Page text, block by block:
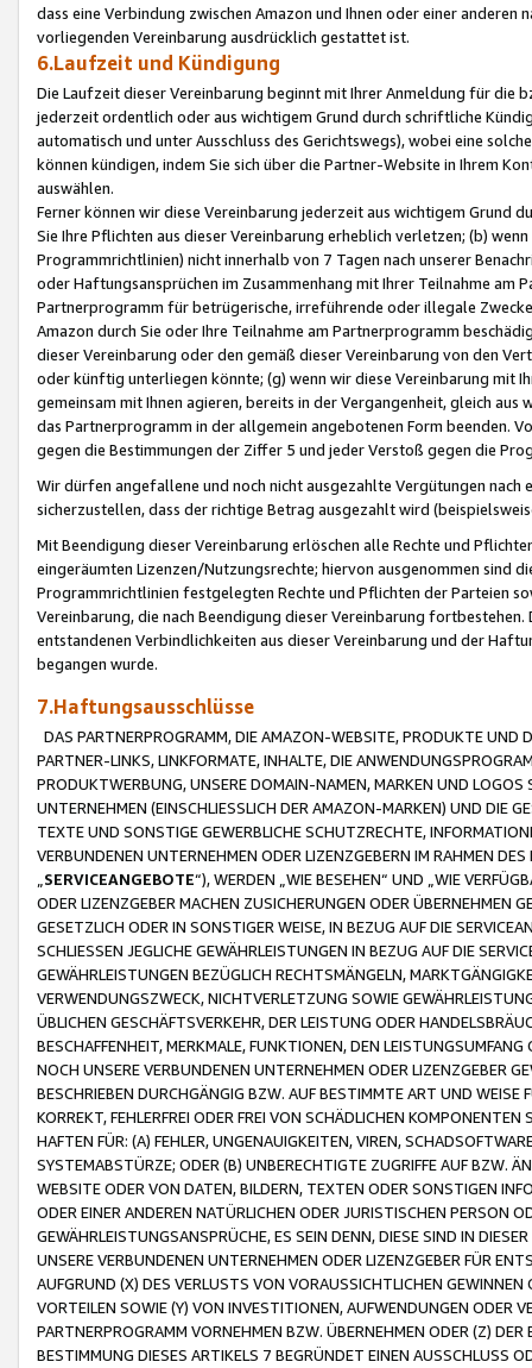
dass eine Verbindung zwischen Amazon und Ihnen oder einer
vorliegenden Vereinbarung ausdrücklich gestattet ist.
6.Laufzeit und Kündigung
Die Laufzeit dieser Vereinbarung beginnt mit Ihrer Anmeldung für die
jederzeit ordentlich oder aus wichtigem Grund durch schriftliche
automatisch und unter Ausschluss des Gerichtswegs), wobei eine
können kündigen, indem Sie sich über die Partner-Website in Ihrem
auswählen.
Ferner können wir diese Vereinbarung jederzeit aus wichtigem Grund
Sie Ihre Pflichten aus dieser Vereinbarung erheblich verletzen; (b)
Programmrichtlinien) nicht innerhalb von 7 Tagen nach unserer
oder Haftungsansprüchen im Zusammenhang mit Ihrer Teilnahme am
Partnerprogramm für betrügerische, irreführende oder illegale
Amazon durch Sie oder Ihre Teilnahme am Partnerprogramm
dieser Vereinbarung oder den gemäß dieser Vereinbarung von den
oder künftig unterliegen könnte; (g) wenn wir diese Vereinbarung mit
gemeinsam mit Ihnen agieren, bereits in der Vergangenheit, gleich
das Partnerprogramm in der allgemein angebotenen Form beenden.
gegen die Bestimmungen der Ziffer 5 und jeder Verstoß gegen die
Wir dürfen angefallene und noch nicht ausgezahlte Vergütungen
sicherzustellen, dass der richtige Betrag ausgezahlt wird
Mit Beendigung dieser Vereinbarung erlöschen alle Rechte und
eingeräumten Lizenzen/Nutzungsrechte; hiervon ausgenommen sind
Programmrichtlinien festgelegten Rechte und Pflichten der Parteien
Vereinbarung, die nach Beendigung dieser Vereinbarung
entstandenen Verbindlichkeiten aus dieser Vereinbarung und der
begangen wurde.
7.Haftungsausschlüsse
DAS PARTNERPROGRAMM, DIE AMAZON-WEBSITE, PRODUKTE UND
PARTNER-LINKS, LINKFORMATE, INHALTE, DIE
PRODUKTWERBUNG, UNSERE DOMAIN-NAMEN, MARKEN UND
UNTERNEHMEN (EINSCHLIESSLICH DER AMAZON-MARKEN) UND DIE
TEXTE UND SONSTIGE GEWERBLICHE SCHUTZRECHTE,
VERBUNDENEN UNTERNEHMEN ODER LIZENZGEBERN IM RAHMEN
SERVICEANGEBOTE“), WERDEN „WIE BESEHEN“ UND „WIE
ODER LIZENZGEBER MACHEN ZUSICHERUNGEN ODER ÜBERNEHMEN
GESETZLICH ODER IN SONSTIGER WEISE, IN BEZUG AUF DIE
SCHLIESSEN JEGLICHE GEWÄHRLEISTUNGEN IN BEZUG AUF DIE
GEWÄHRLEISTUNGEN BEZÜGLICH RECHTSMÄNGELN,
VERWENDUNGSZWECK, NICHTVERLETZUNG SOWIE
ÜBLICHEN GESCHÄFTSVERKEHR, DER LEISTUNG ODER
BESCHAFFENHEIT, MERKMALE, FUNKTIONEN, DEN
NOCH UNSERE VERBUNDENEN UNTERNEHMEN ODER LIZENZGEBER
BESCHRIEBEN DURCHGÄNGIG BZW. AUF BESTIMMTE ART UND
KORREKT, FEHLERFREI ODER FREI VON SCHÄDLICHEN
HAFTEN FÜR: (A) FEHLER, UNGENAUIGKEITEN, VIREN,
SYSTEMABSTÜRZE; ODER (B) UNBERECHTIGTE ZUGRIFFE AUF BZW.
WEBSITE ODER VON DATEN, BILDERN, TEXTEN ODER SONSTIGEN
ODER EINER ANDEREN NATÜRLICHEN ODER JURISTISCHEN PERSON
GEWÄHRLEISTUNGSANSPRÜCHE, ES SEIN DENN, DIESE SIND IN
UNSERE VERBUNDENEN UNTERNEHMEN ODER LIZENZGEBER FÜR
AUFGRUND (X) DES VERLUSTS VON VORAUSSICHTLICHEN
VORTEILEN SOWIE (Y) VON INVESTITIONEN, AUFWENDUNGEN ODER
PARTNERPROGRAMM VORNEHMEN BZW. ÜBERNEHMEN ODER (Z)
BESTIMMUNG DIESES ARTIKELS 7 BEGRÜNDET EINEN AUSSCHLUSS